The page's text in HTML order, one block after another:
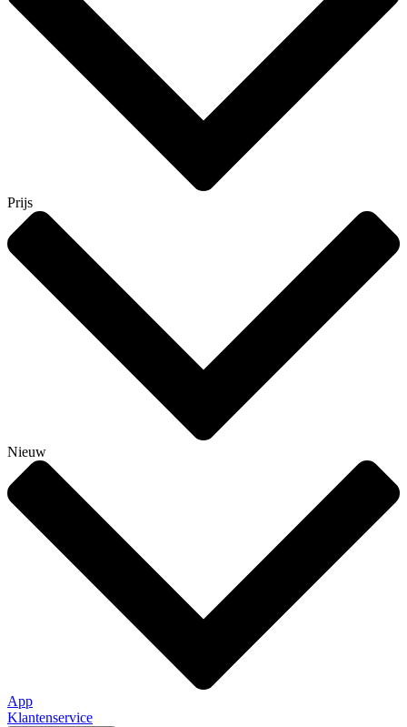
Prijs
Nieuw
App
Klantenservice